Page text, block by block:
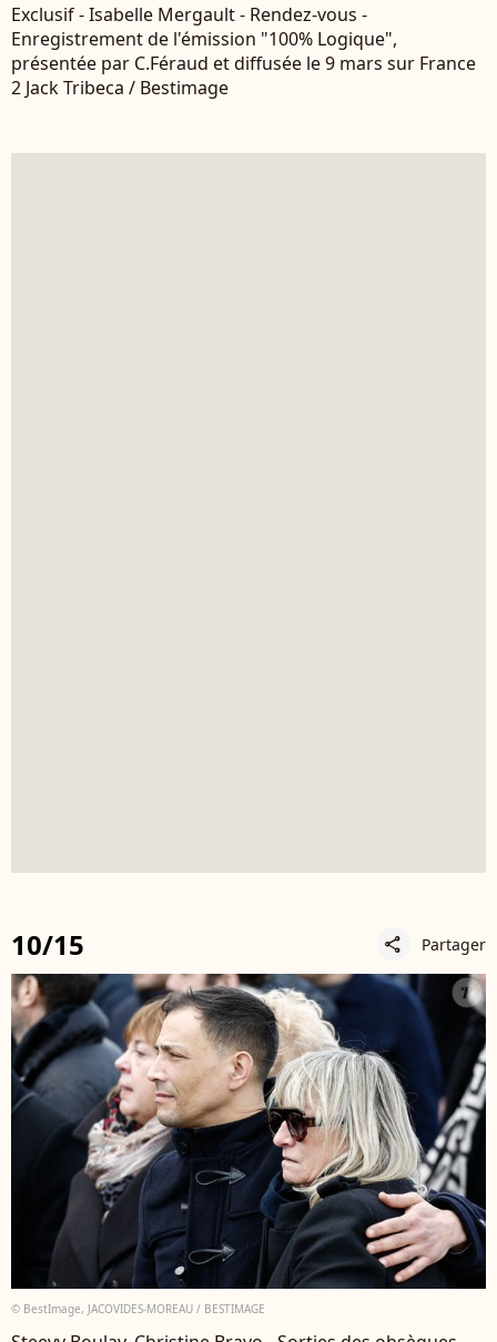
Exclusif - Isabelle Mergault - Rendez-vous -
Enregistrement de l'émission "100% Logique",
présentée par C.Féraud et diffusée le 9 mars sur France
2 Jack Tribeca / Bestimage
10/15 share Partager
© BestImage, JACOVIDES-MOREAU / BESTIMAGE